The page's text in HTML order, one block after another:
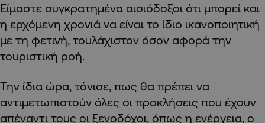
Είμαστε συγκρατημένα αισιόδοξοι ότι μπορεί και
η ερχόμενη χρονιά να είναι το ίδιο ικανοποιητική
με τη φετινή, τουλάχιστον όσον αφορά την
τουριστική ροή.
Την ίδια ώρα, τόνισε, πως θα πρέπει να
αντιμετωπιστούν όλες οι προκλήσεις που έχουν
απέναντι τους οι ξενοδόχοι, όπως η ενέργεια, ο